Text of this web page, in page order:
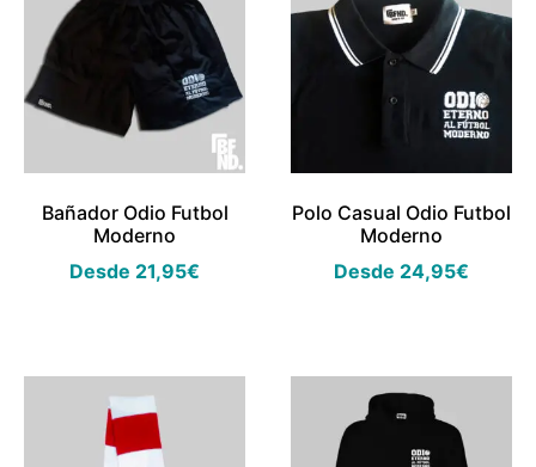
Bañador Odio Futbol
Moderno
Desde 21,95€
Polo Casual Odio Futbol
Moderno
Desde 24,95€